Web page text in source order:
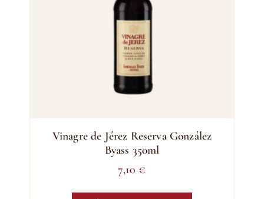
Vinagre de Jérez Reserva González
Byass 350ml
7,10 €